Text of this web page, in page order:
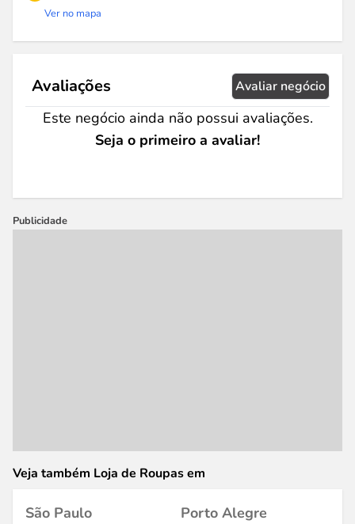
Ver no mapa
Avaliações Avaliar negócio
Este negócio ainda não possui avaliações.
Seja o primeiro a avaliar!
Publicidade
Veja também Loja de Roupas em
São Paulo
Porto Alegre